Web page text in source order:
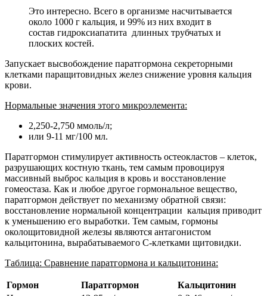
Это интересно. Всего в организме насчитывается
около 1000 г кальция, и 99% из них входит в
состав гидроксиапатита длинных трубчатых и
плоских костей.
Запускает высвобождение паратгормона секреторными
клетками паращитовидных желез снижение уровня кальция
крови.
Нормальные значения этого микроэлемента:
2,250-2,750 ммоль/л;
или 9-11 мг/100 мл.
Паратгормон стимулирует активность остеокластов – клеток,
разрушающих костную ткань, тем самым провоцируя
массивный выброс кальция в кровь и восстановление
гомеостаза. Как и любое другое гормональное вещество,
паратгормон действует по механизму обратной связи:
восстановление нормальной концентрации кальция приводит
к уменьшению его выработки. Тем самым, гормоны
околощитовидной железы являются антагонистом
кальцитонина, вырабатываемого С-клетками щитовидки.
Таблица: Сравнение паратгормона и кальцитонина:
Гормон Паратгормон
Кальцитонин